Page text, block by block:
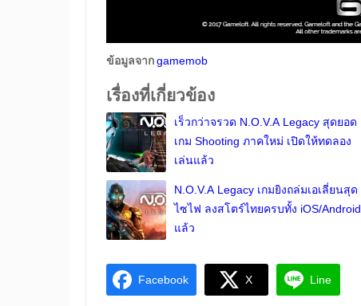
ข้อมูลจากgamemob
เรื่องที่เกี่ยวข้อง
เร็วกว่าจรวด N.O.V.A Legacy สุดยอด
เกม Shooting ภาคใหม่ เปิดให้ทดลอง
เล่นแล้ว
N.O.V.A Legacy เกมยิงถล่มเอเลี่ยนสุด
ไซไฟ ลงสโตร์ไทยครบทั้ง iOS/Android
แล้ว
Facebook X Line